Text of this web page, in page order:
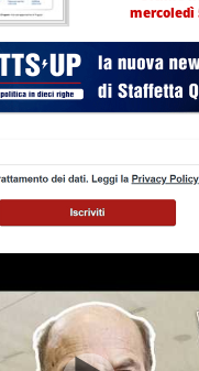
alle 16.10.
in primo grado'
mercoledì